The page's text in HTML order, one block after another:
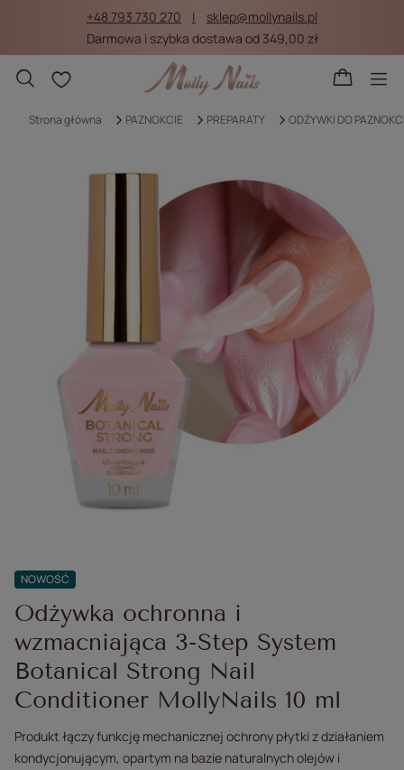
+48 793 730 270
sklep@mollynails.pl
Darmowa i szybka dostawa od 349,00 zł
Listy zakupowe
Strona główna PAZNOKCIE PREPARATY ODŻYWKI DO
NOWOŚĆ
Odżywka ochronna i
wzmacniająca 3-Step System
Botanical Strong Nail
Conditioner MollyNails 10 ml
Produkt łączy funkcję mechanicznej ochrony płytki z działaniem
kondycjonującym, opartym na bazie naturalnych olejów i